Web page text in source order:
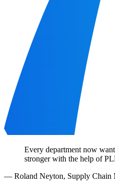
Every department now
stronger with the help of
— Roland Neyton, Supply Chain